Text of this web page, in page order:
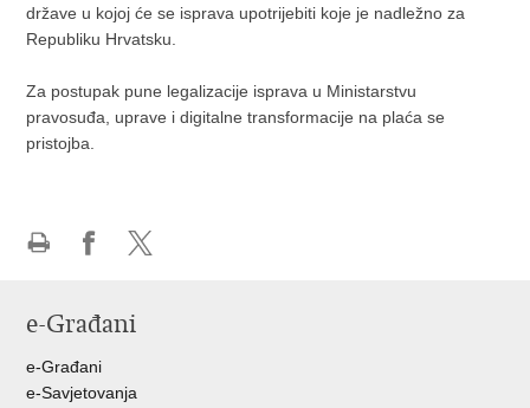
države u kojoj će se isprava upotrijebiti koje je nadležno za
Republiku Hrvatsku.
Za postupak pune legalizacije isprava u Ministarstvu
pravosuđa, uprave i digitalne transformacije na plaća se
pristojba.
FacebookuTwitteru
e-Građani
e-Građani
e-Savjetovanja